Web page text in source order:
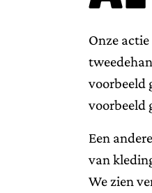
Onze
voorbeeld
voorbeeld
Een
van
We zien